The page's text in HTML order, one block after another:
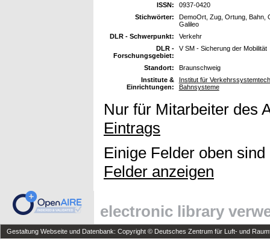
ISSN:
0937-0420
Stichwörter:
DemoOrt, Zug, Ortung, Bahn,
Galileo
DLR - Schwerpunkt:
Verkehr
DLR -
Forschungsgebiet:
V SM - Sicherung der Mobilität
Standort:
Braunschweig
Institute &
Einrichtungen:
Institut für
Bahnsysteme
Nur für Mitarbeiter des
Eintrags
Einige Felder oben
Felder anzeigen
electronic library
Gestaltung Webseite und Datenbank: Copyright © Deutsches Zentrum für Luft- und